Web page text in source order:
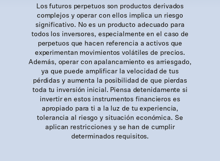
Los futuros perpetuos son productos derivados
complejos y operar con ellos implica un riesgo
significativo. No es un producto adecuado para
todos los inversores, especialmente en el caso de
perpetuos que hacen referencia a activos que
experimentan movimientos volátiles de precios.
Además, operar con apalancamiento es arriesgado,
ya que puede amplificar la velocidad de tus
pérdidas y aumenta la posibilidad de que pierdas
toda tu inversión inicial. Piensa detenidamente si
invertir en estos instrumentos financieros es
apropiado para ti a la luz de tu experiencia,
tolerancia al riesgo y situación económica. Se
aplican restricciones y se han de cumplir
determinados requisitos.